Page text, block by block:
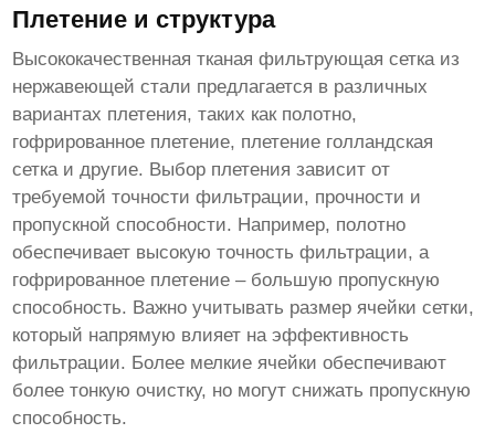
Плетение и структура
Высококачественная тканая фильтрующая сетка из
нержавеющей стали предлагается в различных
вариантах плетения, таких как полотно,
гофрированное плетение, плетение голландская
сетка и другие. Выбор плетения зависит от
требуемой точности фильтрации, прочности и
пропускной способности. Например, полотно
обеспечивает высокую точность фильтрации, а
гофрированное плетение – большую пропускную
способность. Важно учитывать размер ячейки сетки,
который напрямую влияет на эффективность
фильтрации. Более мелкие ячейки обеспечивают
более тонкую очистку, но могут снижать пропускную
способность.